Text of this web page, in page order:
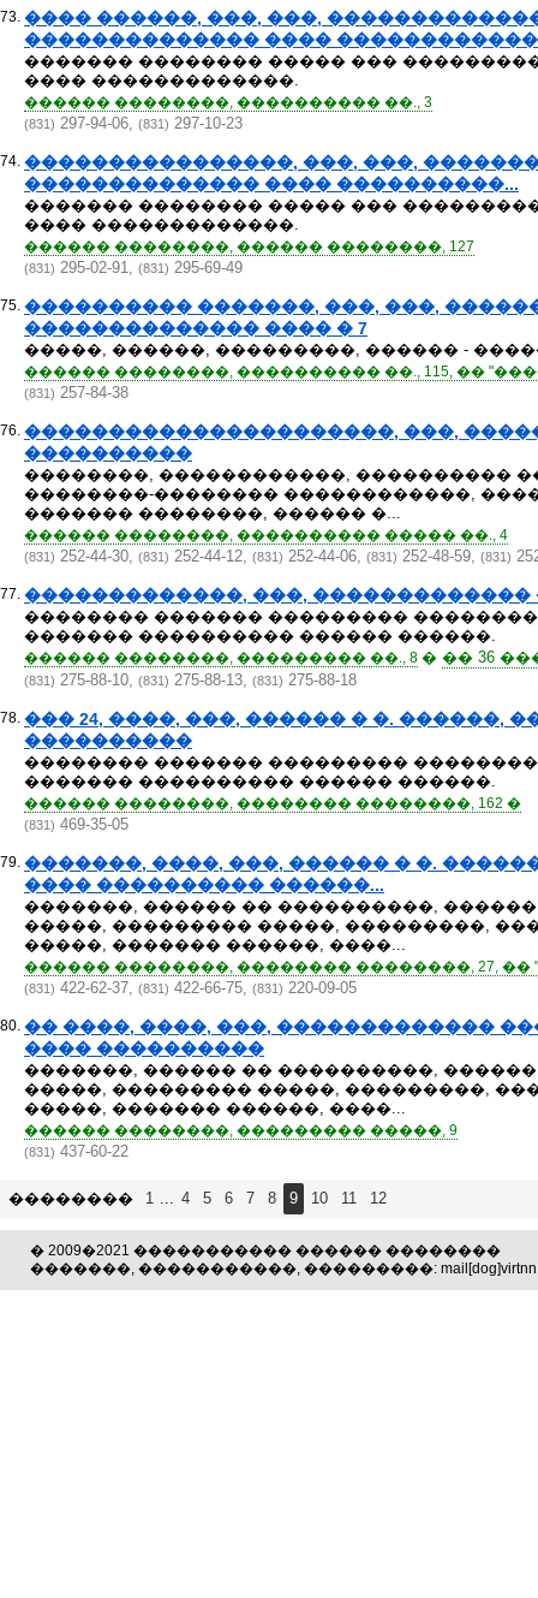
���� ������, ���, ���,
�������������� ����
������� �������� ����� ���
���� �������������.
������ ��������, ���������� ��., 3
(831) 297-94-06, (831) 297-10-23
����������������, ���, ���,
�������������� ���� ����������...
������� �������� ����� ���
���� �������������.
������ ��������, ������ ��������, 127
(831) 295-02-91, (831) 295-69-49
���������� �������, ���, ���,
�������������� ���� � 7
�����, ������, ���������, ������ -
������ ��������, ���������� ��., 115, ��
(831) 257-84-38
����������������������, ���,
����������
��������, ������������, ����������
��������-�������� ������������,
������� ��������, ������ �...
������ ��������, ���������� ����� ��., 4
(831) 252-44-30, (831) 252-44-12, (831) 252-44-06, (831) 252-48-59, (831)
�������������, ���, �������������
�������� ������� ���������
������� ���������� ������ ������.
������ ��������, ��������� ��., 8 � �� 36
(831) 275-88-10, (831) 275-88-13, (831) 275-88-18
��� 24, ����, ���, ������ � �. ������,
����������
�������� ������� ���������
������� ���������� ������ ������.
������ ��������, �������� ��������, 162 �
(831) 469-35-05
�������, ����, ���, ������ � �.
���� ���������� ������...
�������, ������ �� ����������,
�����, ��������� �����, ���������,
�����, ������� ������, ����...
������ ��������, �������� ��������, 27, ��
(831) 422-62-37, (831) 422-66-75, (831) 220-09-05
�� ����, ����, ���, �������������
���� ����������
�������, ������ �� ����������,
�����, ��������� �����, ���������,
�����, ������� ������, ����...
������ ��������, ��������� �����, 9
(831) 437-60-22
�������� 1 ... 4 5 6 7 8 9 10 11 12
� 2009�2021 ����������� ������ ��������
�������, �����������, ���������: